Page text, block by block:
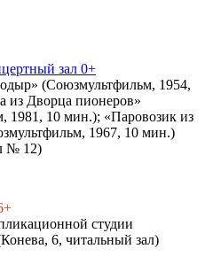
зал 0+
(Союзмультфильм, 1954,
из Дворца пионеров»
1981, 10 мин.); «Паровозик из
1967, 10 мин.)
№ 12)
студии
6, читальный зал)